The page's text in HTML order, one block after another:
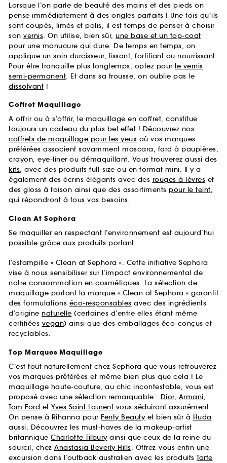
Lorsque l’on parle de beauté des mains et des pieds on
pense immédiatement à des ongles parfaits ! Une fois qu’ils
sont coupés, limés et polis, il est temps de penser à choisir
son vernis. On utilise, bien sûr, une base et un top-coat
pour une manucure qui dure. De temps en temps, on
applique un soin durcisseur, lissant, fortifiant ou nourrissant.
Pour être tranquille plus longtemps, optez pour le vernis
semi-permanent. Et dans sa trousse, on oublie pas le
dissolvant !
Coffret Maquillage
A offrir ou à s’offrir, le maquillage en coffret, constitue
toujours un cadeau du plus bel effet ! Découvrez nos
coffrets de maquillage pour les yeux où vos marques
préférées associent savamment mascara, fard à paupières,
crayon, eye-liner ou démaquillant. Vous trouverez aussi des
kits, avec des produits full-size ou en format mini. Il y a
également des écrins élégants avec des rouges à lèvres et
des gloss à foison ainsi que des assortiments pour le teint,
qui répondront à tous vos besoins.
Clean At Sephora
Se maquiller en respectant l’environnement est aujourd’hui
possible grâce aux produits portant
l’estampille « Clean at Sephora ». Cette initiative Sephora
vise à nous sensibiliser sur l’impact environnemental de
notre consommation en cosmétiques. La sélection de
maquillage portant la marque « Clean at Sephora » garantit
des formulations éco-responsables avec des ingrédients
d’origine naturelle (certaines d’entre elles étant même
certifiées vegan) ainsi que des emballages éco-conçus et
recyclables.
Top Marques Maquillage
C’est tout naturellement chez Sephora que vous retrouverez
vos marques préférées et même bien plus que cela ! Le
maquillage haute-couture, au chic incontestable, vous est
proposé avec une sélection remarquable : Dior, Armani,
Tom Ford et Yves Saint Laurent vous séduiront assurément.
On pense à Rihanna pour Fenty Beautyet bien sûr à Huda
aussi. Découvrez les must-haves de la makeup-artist
britannique Charlotte Tilburyainsi que ceux de la reine du
sourcil, chez Anastasia Beverly Hills. Offrez-vous enfin une
excursion dans l’outback australien avec les produits Tarte